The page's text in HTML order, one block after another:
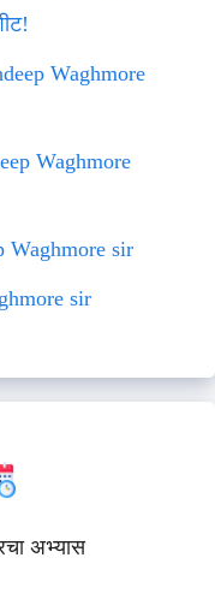
Waghmore
Waghmore
Waghmore sir
sir
अभ्यास